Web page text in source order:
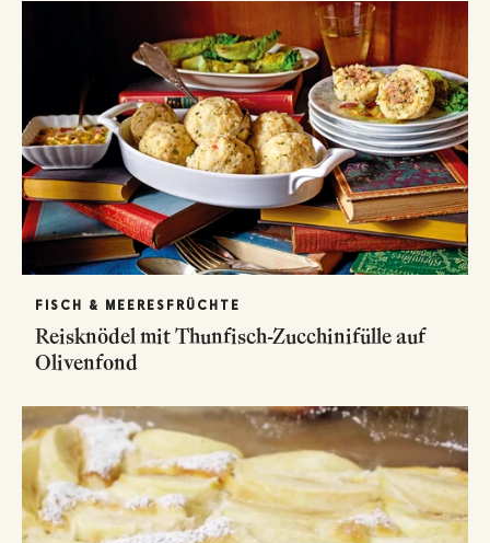
FISCH & MEERESFRÜCHTE
Reisknödel mit Thunfisch-Zucchinifülle auf
Olivenfond